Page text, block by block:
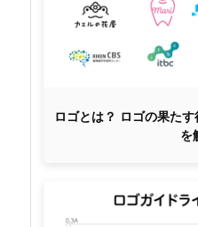
ロゴとは？ ロゴの果た
を